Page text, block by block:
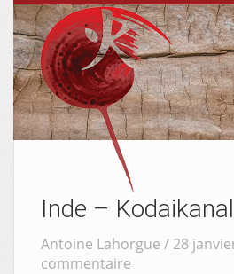
Inde – Kodaikanal
Antoine Lahorgue / 28
commentaire